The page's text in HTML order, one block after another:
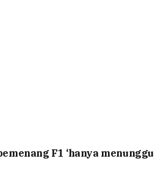
F1 ‘hanya menunggu